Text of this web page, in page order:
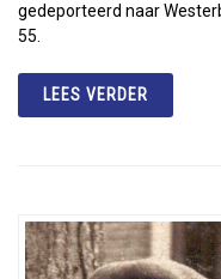
gedeporteerd naar
55.
LEES VERDER